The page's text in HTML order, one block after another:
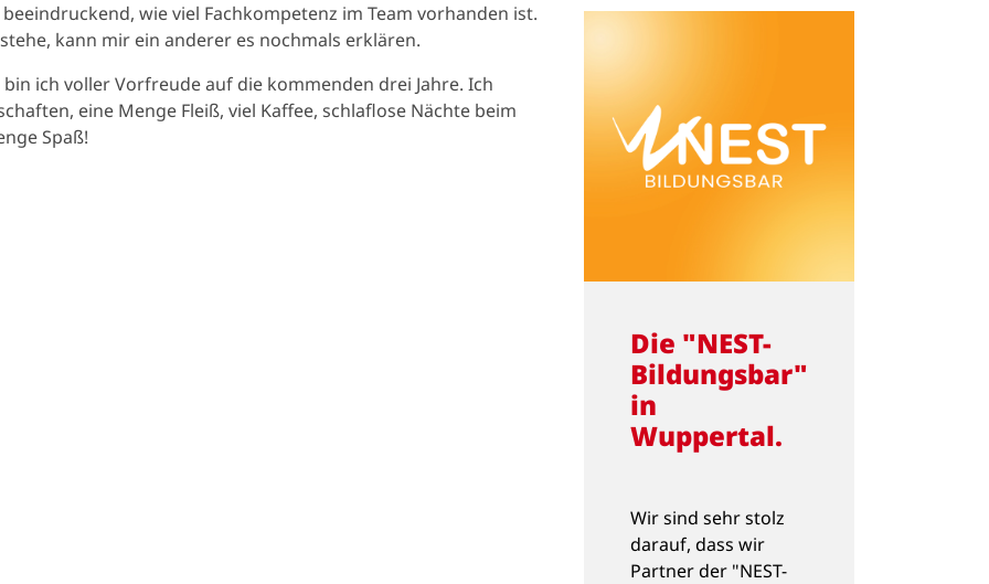
wie viel Fachkompetenz im Team vorhanden ist.
kann mir ein anderer es nochmals erklären.
ich voller Vorfreude auf die kommenden drei Jahre. Ich
eine Menge Fleiß, viel Kaffee, schlaflose Nächte beim
Spaß!
Die "NEST-
Bildungsbar"
in
Wuppertal.
Wir sind sehr stolz
darauf, dass wir
Partner der "NEST-